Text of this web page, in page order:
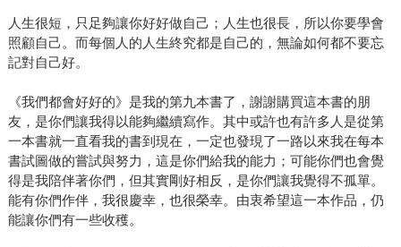
人生很短，只足夠讓你好好做自己；人生也很長，所以你要學會
照顧自己。而每個人的人生終究都是自己的，無論如何都不要忘
記對自己好。
《我們都會好好的》是我的第九本書了，謝謝購買這本書的朋
友，是你們讓我得以能夠繼續寫作。其中或許也有許多人是從第
一本書就一直看我的書到現在，一定也發現了一路以來我在每本
書試圖做的嘗試與努力，這是你們給我的能力；可能你們也會覺
得是我陪伴著你們，但其實剛好相反，是你們讓我覺得不孤單。
能有你們作伴，我很慶幸，也很榮幸。由衷希望這一本作品，仍
能讓你們有一些收穫。